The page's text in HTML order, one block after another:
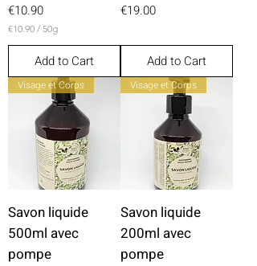
Price
€10.90
€10.90 / 50g
.
9
a
m
s
Add to Cart
Price
€19.00
Add to Cart
Visage et Corps
Savon liquide
500ml avec
pompe
Visage et Corps
Savon liquide
200ml avec
pompe